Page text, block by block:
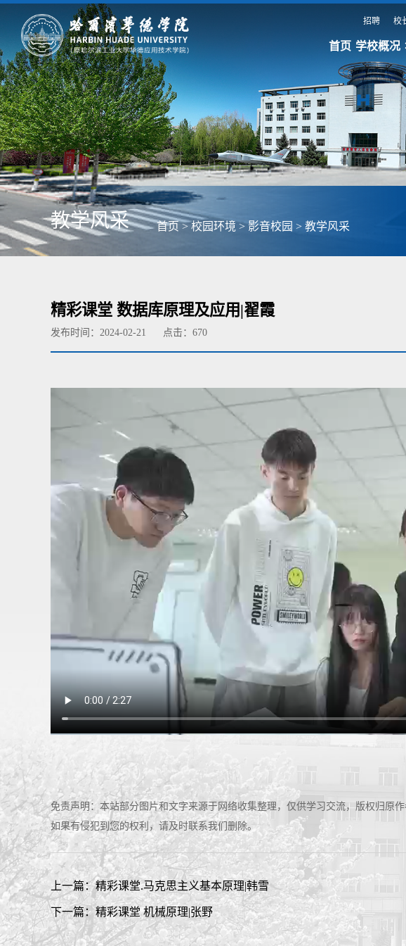
招聘 校
首页 学校概况
教学风采 首页 >校园环境 >影音校园 > 教学风采
精彩课堂 数据库原理及应用|翟霞
发布时间：2024-02-21 点击： 670
免责声明：本站部分图片和文字来源于网络收集整理，仅供学习交流，版权归原
如果有侵犯到您的权利，请及时联系我们删除。
上一篇：精彩课堂.马克思主义基本原理|韩雪
下一篇：精彩课堂 机械原理|张野